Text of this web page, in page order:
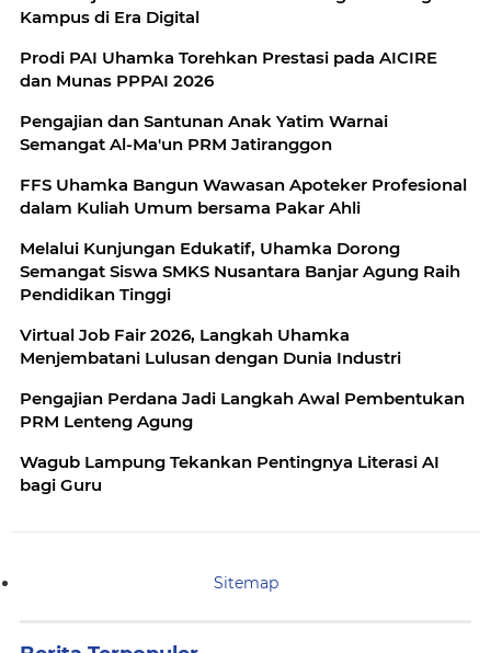
Kampus di Era Digital
Prodi PAI Uhamka Torehkan Prestasi pada AICIRE
dan Munas PPPAI 2026
Pengajian dan Santunan Anak Yatim Warnai
Semangat Al-Ma'un PRM Jatiranggon
FFS Uhamka Bangun Wawasan Apoteker Profesional
dalam Kuliah Umum bersama Pakar Ahli
Melalui Kunjungan Edukatif, Uhamka Dorong
Semangat Siswa SMKS Nusantara Banjar Agung Raih
Pendidikan Tinggi
Virtual Job Fair 2026, Langkah Uhamka
Menjembatani Lulusan dengan Dunia Industri
Pengajian Perdana Jadi Langkah Awal Pembentukan
PRM Lenteng Agung
Wagub Lampung Tekankan Pentingnya Literasi AI
bagi Guru
Sitemap